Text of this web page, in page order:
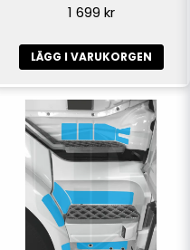
1 699 kr
LÄGG I VARUKORGEN